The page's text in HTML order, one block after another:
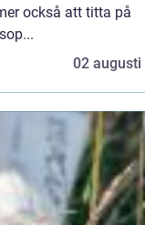
också att titta på
02 augusti